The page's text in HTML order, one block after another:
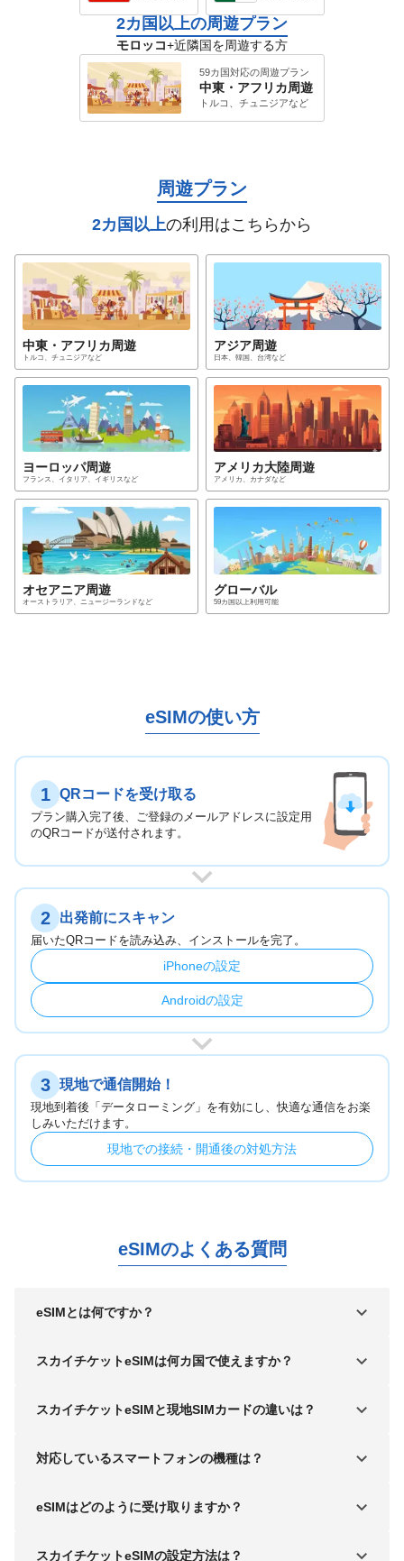
2カ国以上の周遊プラン
モロッコ+近隣国を周遊する方
59カ国対応の周遊プラン
中東・アフリカ周遊
トルコ、チュニジアなど
周遊プラン
2カ国以上の利用はこちらから
中東・アフリカ周遊
トルコ、チュニジアなど
アジア周遊
日本、韓国、台湾など
ヨーロッパ周遊
フランス、イタリア、イギリスなど
アメリカ大陸周遊
アメリカ、カナダなど
オセアニア周遊
オーストラリア、ニュージーランドなど
グローバル
59カ国以上利用可能
eSIMの使い方
1 QRコードを受け取る
プラン購入完了後、ご登録のメールアドレスに設定用
のQRコードが送付されます。
2 出発前にスキャン
届いたQRコードを読み込み、インストールを完了。
iPhoneの設定
Androidの設定
3 現地で通信開始！
現地到着後「データローミング」を有効にし、快適な通信をお楽
しみいただけます。
現地での接続・開通後の対処方法
eSIMのよくある質問
eSIMとは何ですか？
スカイチケットeSIMは何カ国で使えますか？
スカイチケットeSIMと現地SIMカードの違いは？
対応しているスマートフォンの機種は？
eSIMはどのように受け取りますか？
スカイチケットeSIMの設定方法は？